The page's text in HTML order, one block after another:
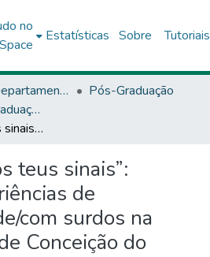
no
Estatísticas Sobre Tutoriais
Campus XIV - Departamento de Educação (DEDC) - Conceição do Coité
Pós-Graduação
Programa de Pós-Graduação Stricto Sensu (Mestrado Profissional) em Educação e Diversidade (PPGED) - Conceição do Coité
“Eu já escuto os teus sinais”: narrando experiências de escolarização de/com surdos na rede estadual de Conceição do Coité
teus sinais”:
de
com surdos na
Conceição do